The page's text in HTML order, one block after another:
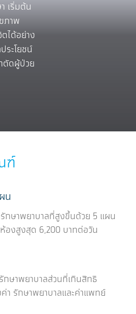
เริ่มต้น
ภาพ
ได้อย่าง
ระโยชน์
ตัดผู้ป่วย
ฑ์
น
กษาพยาบาลที่สูงขึ้นด้วย 5 แผน
องสูงสุด 6,200 บาทต่อวัน
กษาพยาบาลส่วนที่เกินสิทธิ
า รักษาพยาบาลและค่าแพทย์